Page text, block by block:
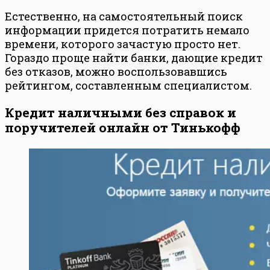
Естественно, на самостоятельный поиск
информации придется потратить немало
времени, которого зачастую просто нет.
Гораздо проще найти банки, дающие кредит
без отказов, можно воспользовавшись
рейтингом, составленным специалистом.
Кредит наличными без справок и
поручителей онлайн от Тинькофф